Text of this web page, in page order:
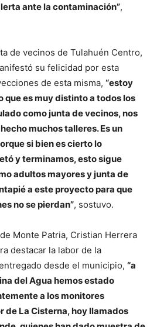
ante la contaminación”,
de vecinos de Tulahuén Centro,
su felicidad por esta
de esta misma, “estoy
es muy distinto a todos los
como junta de vecinos, nos
muchos talleres. Es un
si bien es cierto lo
y terminamos, esto sigue
adultos mayores y junta de
a este proyecto para que
no se pierdan”, sostuvo.
Monte Patria, Cristian Herrera
destacar la labor de la
desde el municipio, “a
del Agua hemos estado
a los monitores
de La Cisterna, hoy llamados